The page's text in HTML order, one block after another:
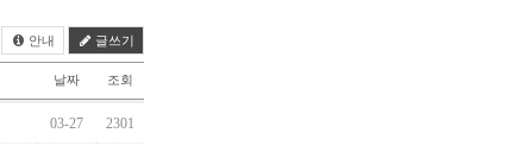
안내 글쓰기
날짜 조회
03-27 2301